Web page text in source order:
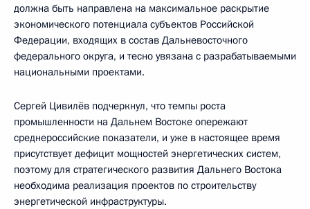
должна быть направлена на максимальное раскрытие
экономического потенциала субъектов Российской
Федерации, входящих в состав Дальневосточного
федерального округа, и тесно увязана с разрабатываемыми
национальными проектами.
Сергей Цивилёв подчеркнул, что темпы роста
промышленности на Дальнем Востоке опережают
среднероссийские показатели, и уже в настоящее время
присутствует дефицит мощностей энергетических систем,
поэтому для стратегического развития Дальнего Востока
необходима реализация проектов по строительству
энергетической инфраструктуры.